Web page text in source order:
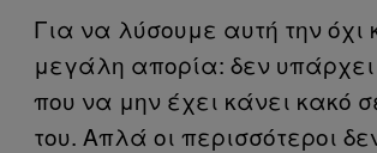
Για να λύσουμε αυτή την όχι
μεγάλη απορία: δεν
που να μην έχει κάνει κακό
του. Απλά οι περισσότεροι